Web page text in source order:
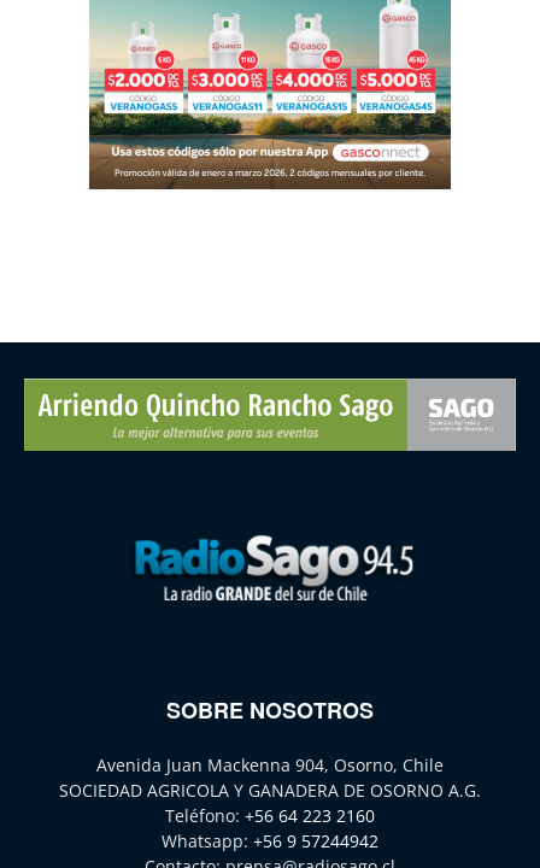
SOBRE NOSOTROS
Avenida Juan Mackenna 904, Osorno, Chile
SOCIEDAD AGRICOLA Y GANADERA DE OSORNO A.G.
Teléfono: +56 64 223 2160
Whatsapp: +56 9 57244942